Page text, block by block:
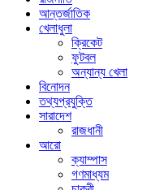
আন্তর্জাতিক
খেলাধুলা
ক্রিকেট
ফুটবল
অন্যান্য খেলা
বিনোদন
তথ্যপ্রযুক্তি
সারাদেশ
রাজধানী
আরো
ক্যাম্পাস
গণমাধ্যম